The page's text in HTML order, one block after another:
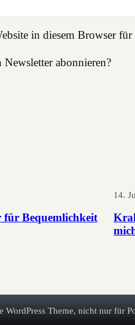
in diesem Browser
abonnieren?
Bequemlichkeit
14.
WordPress Theme, nicht nur für